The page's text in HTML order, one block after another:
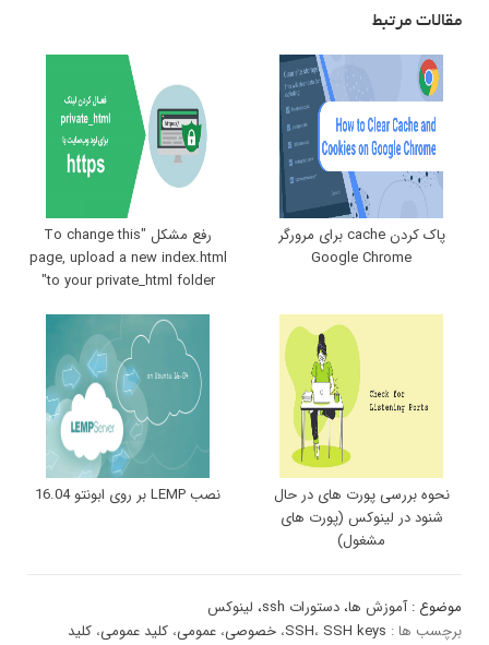
مقالات مرتبط
پاک کردن cache برای مرورگر
Google Chrome
رفع مشکل "To change this
page, upload a new index.html
to your private_html folder"
نحوه بررسی پورت های در حال
شنود در لینوکس (پورت های
مشغول)
نصب LEMP بر روی ابونتو 16.04
موضوع :آموزش ها، دستورات ssh ، لینوکس
برچسب ها :
SSH، SSH keys ، خصوصی، عمومی، کلید عمومی، کلید